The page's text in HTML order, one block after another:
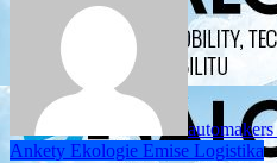
automakers
Ankety Ekologie Emise Logistika